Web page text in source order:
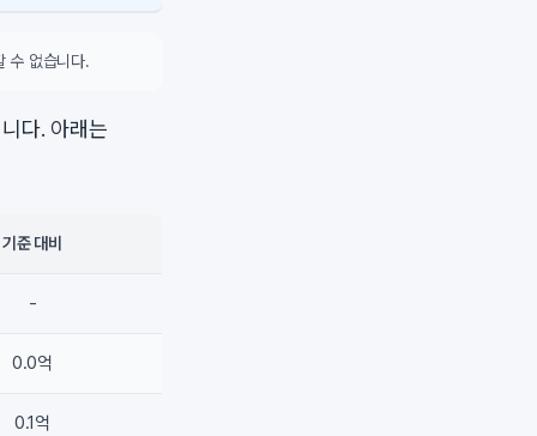
수 없습니다.
다. 아래는
기준 대비
-
0.0억
0.1억